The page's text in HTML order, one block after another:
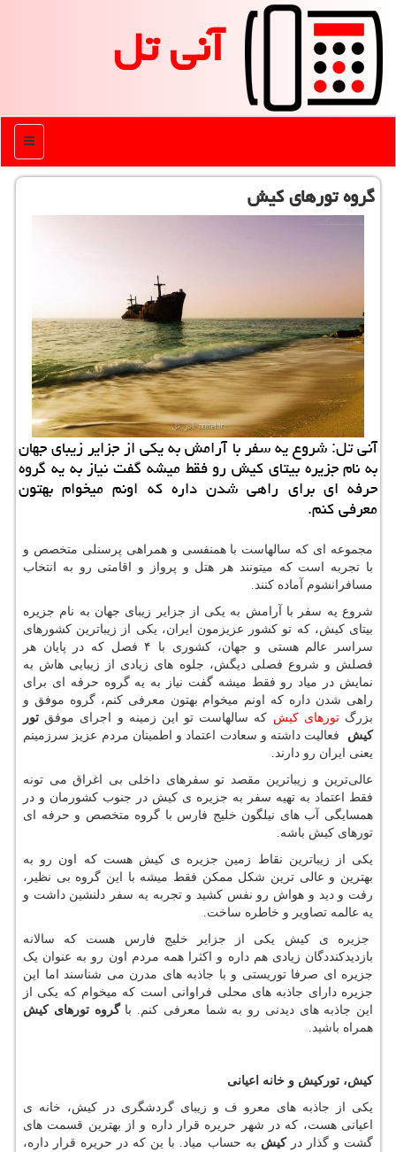
آنی تل
منو
گروه تورهای كیش
آنی تل: شروع یه سفر با آرامش به یكی از جزایر زیبای جهان
به نام جزیره بیتای كیش رو فقط میشه گفت نیاز به یه گروه
حرفه ای برای راهی شدن داره كه اونم میخوام بهتون
معرفی كنم.
مجموعه ای که سالهاست با همنفسی و همراهی پرسنلی متخصص و
با تجربه است که میتونند هر هتل و پرواز و اقامتی رو به انتخاب
مسافرانشوم آماده کنند.
شروع یه سفر با آرامش به یکی از جزایر زیبای جهان به نام جزیره
بیتای کیش، که تو کشور عزیزمون ایران، یکی از زیباترین کشورهای
سراسر عالم هستی و جهان، کشوری با ۴ فصل که در پایان هر
فصلش و شروع فصلی دیگش، جلوه های زیادی از زیبایی هاش به
نمایش در میاد رو فقط میشه گفت نیاز به یه گروه حرفه ای برای
راهی شدن داره که اونم میخوام بهتون معرفی کنم، گروه موفق و
بزرگتورهای کیش که سالهاست تو این زمینه و اجرای موفق تور
کیش فعالیت داشته و سعادت اعتماد و اطمینان مردم عزیز سرزمینم
یعنی ایران رو دارند.
عالی‌ترین و زیباترین مقصد تو سفرهای داخلی بی اغراق می تونه
فقط اعتماد به تهیه سفر به جزیره ی کیش در جنوب کشورمان و در
همسایگی آب های نیلگون خلیج فارس با گروه متخصص و حرفه ای
تورهای کیش باشه.
یکی از زیباترین نقاط زمین جزیره ی کیش هست که اون رو به
بهترین و عالی ترین شکل ممکن فقط میشه با این گروه بی نظیر،
رفت و دید و هواش رو نفس کشید و تجربه یه سفر دلنشین داشت و
یه عالمه تصاویر و خاطره ساخت.
جزیره ی کیش یکی از جزایر خلیج فارس هست که سالانه
بازدیدکنددگان زیادی هم داره و اکثرا همه مردم اون رو به عنوان یک
جزیره ای صرفا توریستی و با جاذبه های مدرن می شناسند اما این
جزیره دارای جاذبه های محلی فراوانی است که میخوام که یکی از
این جاذبه های دیدنی رو به شما معرفی کنم. باگروه تورهای کیش
همراه باشید.
کیش، تورکیش و خانه اعیانی
یکی از جاذبه های معرو ف و زیبای گردشگری در کیش، خانه ی
اعیانی هست، که در شهر حریره قرار داره و از بهترین قسمت های
گشت و گذار درکیش به حساب میاد. با ین که در حریره قرار داره،